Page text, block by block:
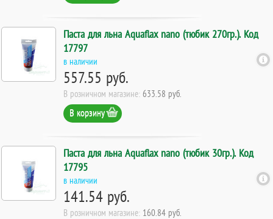
Паста для льна Aquaflax nano (тюбик 270гр.). Код
17797
в наличии
557.55 руб.
В розничном магазине: 633.58 руб.
В корзину
Паста для льна Aquaflax nano (тюбик 30гр.). Код
17795
в наличии
141.54 руб.
В розничном магазине: 160.84 руб.